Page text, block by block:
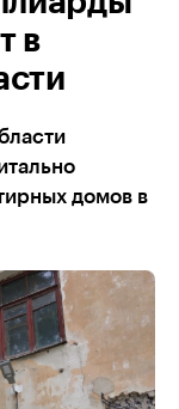
в
домов в